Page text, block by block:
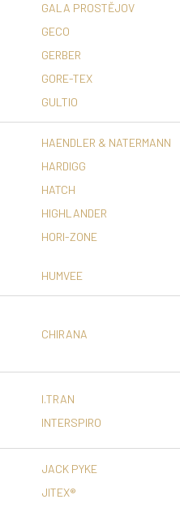
GALA PROSTĚJOV
GECO
GERBER
GORE-TEX
GULTIO
HAENDLER & NATERMANN
HARDIGG
HATCH
HIGHLANDER
HORI-ZONE
HUMVEE
CHIRANA
I.TRAN
INTERSPIRO
JACK PYKE
JITEX®